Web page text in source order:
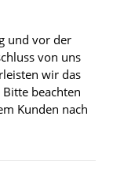
und vor der
von uns
wir das
beachten
Kunden nach